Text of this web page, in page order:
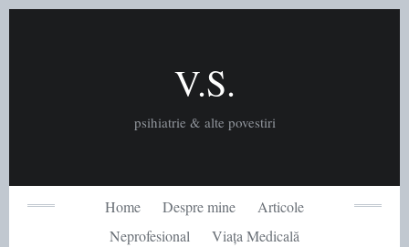
V.S.
psihiatrie & alte povestiri
Home Despre mine
Articole
Neprofesional
Viața Medicală